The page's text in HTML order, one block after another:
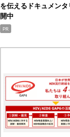
を伝えるドキュメン
開中
PR